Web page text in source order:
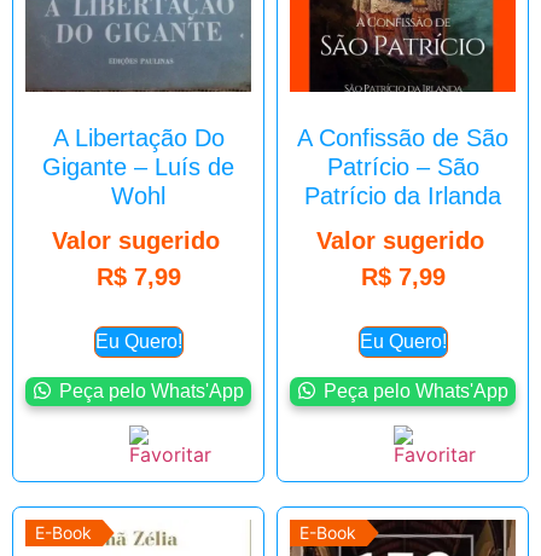
A Libertação Do
Gigante – Luís de
Wohl
Valor sugerido
R$7,99
Eu Quero!
Peça pelo Whats'App
A Confissão de São
Patrício – São
Patrício da Irlanda
Valor sugerido
R$7,99
Eu Quero!
Peça pelo Whats'App
E-Book E-Book